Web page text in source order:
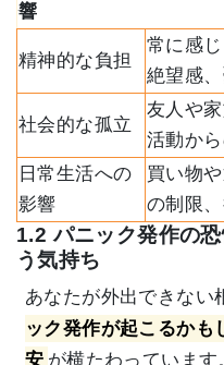
響
精神的な負担
常に感
絶望感
社会的な孤立
友人や
活動か
日常生活への
影響
買い物
の制限
1.2 パニック発作の
う気持ち
あなたが外出できない
ック発作が起こるかも
安 が横たわっています